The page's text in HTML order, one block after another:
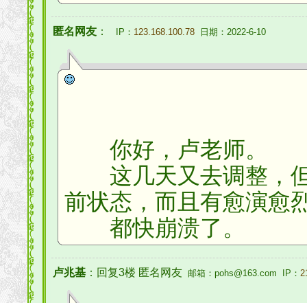
匿名网友 ： IP： 123.168.100.78 日期：2022-6-10
你好，卢老师。
这几天又去调整，但
前状态，而且有愈演愈
都快崩溃了。
卢兆基 ：回复3楼 匿名网友 邮箱：pohs@163.com IP：